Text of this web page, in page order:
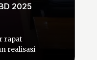
2025
rapat
realisasi